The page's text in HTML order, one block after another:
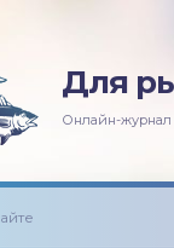
Для
Онлайн-журнал